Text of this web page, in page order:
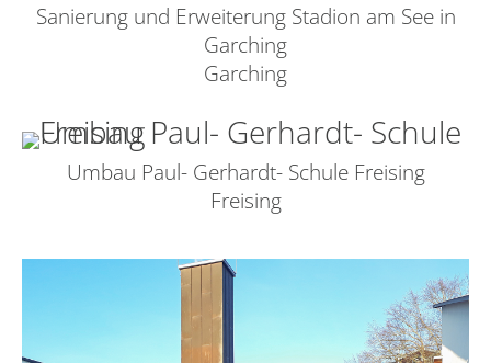
Sanierung und Erweiterung Stadion am See in
Garching
Garching
Umbau Paul- Gerhardt- Schule Freising
Freising